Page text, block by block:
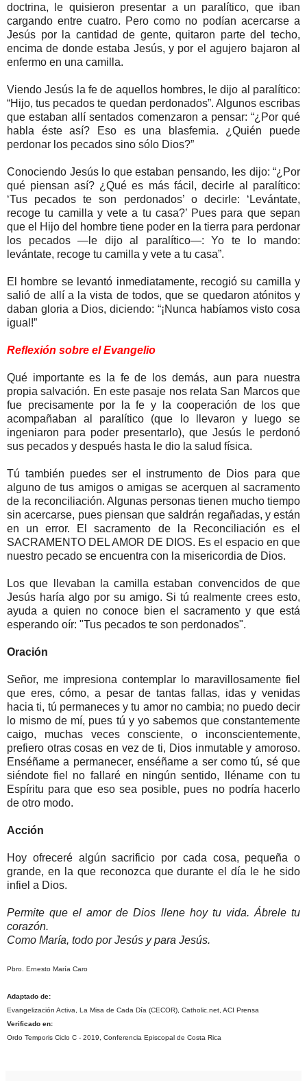
doctrina, le quisieron presentar a un paralítico, que iban
cargando entre cuatro. Pero como no podían acercarse a
Jesús por la cantidad de gente, quitaron parte del techo,
encima de donde estaba Jesús, y por el agujero bajaron al
enfermo en una camilla.
Viendo Jesús la fe de aquellos hombres, le dijo al paralítico:
“Hijo, tus pecados te quedan perdonados”. Algunos escribas
que estaban allí sentados comenzaron a pensar: “¿Por qué
habla éste así? Eso es una blasfemia. ¿Quién puede
perdonar los pecados sino sólo Dios?”
Conociendo Jesús lo que estaban pensando, les dijo: “¿Por
qué piensan así? ¿Qué es más fácil, decirle al paralítico:
‘Tus pecados te son perdonados’ o decirle: ‘Levántate,
recoge tu camilla y vete a tu casa?’ Pues para que sepan
que el Hijo del hombre tiene poder en la tierra para perdonar
los pecados —le dijo al paralítico—: Yo te lo mando:
levántate, recoge tu camilla y vete a tu casa”.
El hombre se levantó inmediatamente, recogió su camilla y
salió de allí a la vista de todos, que se quedaron atónitos y
daban gloria a Dios, diciendo: “¡Nunca habíamos visto cosa
igual!”
Reflexión sobre el Evangelio
Qué importante es la fe de los demás, aun para nuestra
propia salvación. En este pasaje nos relata San Marcos que
fue precisamente por la fe y la cooperación de los que
acompañaban al paralítico (que lo llevaron y luego se
ingeniaron para poder presentarlo), que Jesús le perdonó
sus pecados y después hasta le dio la salud física.
Tú también puedes ser el instrumento de Dios para que
alguno de tus amigos o amigas se acerquen al sacramento
de la reconciliación. Algunas personas tienen mucho tiempo
sin acercarse, pues piensan que saldrán regañadas, y están
en un error. El sacramento de la Reconciliación es el
SACRAMENTO DEL AMOR DE DIOS. Es el espacio en que
nuestro pecado se encuentra con la misericordia de Dios.
Los que llevaban la camilla estaban convencidos de que
Jesús haría algo por su amigo. Si tú realmente crees esto,
ayuda a quien no conoce bien el sacramento y que está
esperando oír: "Tus pecados te son perdonados".
Oración
Señor, me impresiona contemplar lo maravillosamente fiel
que eres, cómo, a pesar de tantas fallas, idas y venidas
hacia ti, tú permaneces y tu amor no cambia; no puedo decir
lo mismo de mí, pues tú y yo sabemos que constantemente
caigo, muchas veces consciente, o inconscientemente,
prefiero otras cosas en vez de ti, Dios inmutable y amoroso.
Enséñame a permanecer, enséñame a ser como tú, sé que
siéndote fiel no fallaré en ningún sentido, lléname con tu
Espíritu para que eso sea posible, pues no podría hacerlo
de otro modo.
Acción
Hoy ofreceré algún sacrificio por cada cosa, pequeña o
grande, en la que reconozca que durante el día le he sido
infiel a Dios.
Permite que el amor de Dios llene hoy tu vida. Ábrele tu
corazón.
Como María, todo por Jesús y para Jesús.
Pbro. Ernesto María Caro
Adaptado de:
Evangelización Activa, La Misa de Cada Día (CECOR), Catholic.net, ACI Prensa
Verificado en:
Ordo Temporis Ciclo C - 2019, Conferencia Episcopal de Costa Rica